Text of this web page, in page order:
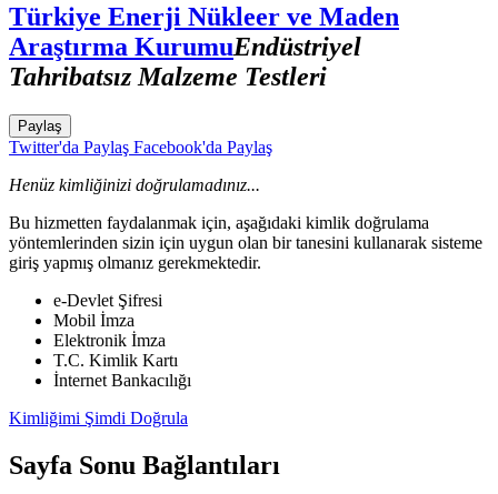
Türkiye Enerji Nükleer ve Maden
Araştırma KurumuEndüstriyel
Tahribatsız Malzeme Testleri
Paylaş
Twitter'da Paylaş Facebook'da Paylaş
Henüz kimliğinizi doğrulamadınız...
Bu hizmetten faydalanmak için, aşağıdaki kimlik doğrulama
yöntemlerinden sizin için uygun olan bir tanesini kullanarak sisteme
giriş yapmış olmanız gerekmektedir.
e-Devlet Şifresi
Mobil İmza
Elektronik İmza
T.C. Kimlik Kartı
İnternet Bankacılığı
Kimliğimi Şimdi Doğrula
Sayfa Sonu Bağlantıları